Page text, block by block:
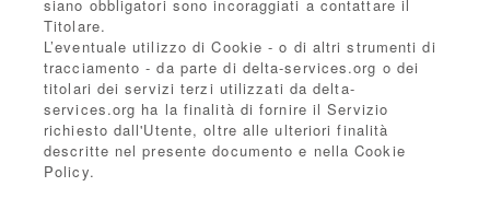
siano obbligatori sono incoraggiati a contattare il
Titolare.
L’eventuale utilizzo di Cookie - o di altri strumenti di
tracciamento - da parte di delta-services.org o dei
titolari dei servizi terzi utilizzati da delta-
services.org ha la finalità di fornire il Servizio
richiesto dall'Utente, oltre alle ulteriori finalità
descritte nel presente documento e nella Cookie
Policy.